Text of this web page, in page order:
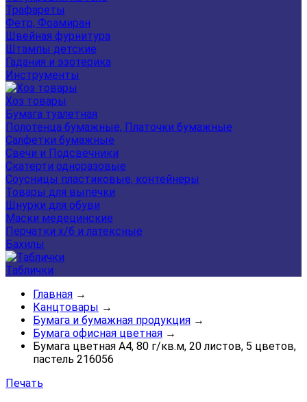
Трафареты
Фетр, Фоамиран
Швейная фурнитура
Штампы детские
Гадания и эзотерика
Инструменты
Хоз товары
Бумага туалетная
Полотенца бумажные, Платочки бумажные
Салфетки бумажные
Свечи и Подсвечники
Скатерти одноразовые
Соусницы пластиковые, контейнеры
Товары для выпечки
Шнурки для обуви
Маски медецинские
Перчатки х/б и латексные
Бахилы
Таблички
Главная →
Канцтовары →
Бумага и бумажная продукция →
Бумага офисная цветная →
Бумага цветная А4, 80 г/кв.м, 20 листов, 5 цветов,
пастель 216056
Печать